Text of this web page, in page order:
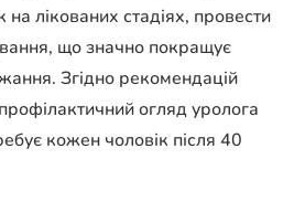
на лікованих стадіях, провести
що значно покращує
Згідно рекомендацій
огляд уролога
кожен чоловік після 40